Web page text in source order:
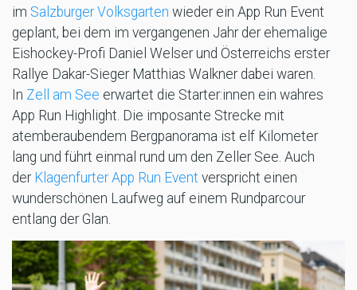
im Salzburger Volksgarten wieder ein App Run Event
geplant, bei dem im vergangenen Jahr der ehemalige
Eishockey-Profi Daniel Welser und Österreichs erster
Rallye Dakar-Sieger Matthias Walkner dabei waren.
In Zell am See erwartet die Starter:innen ein wahres
App Run Highlight. Die imposante Strecke mit
atemberaubendem Bergpanorama ist elf Kilometer
lang und führt einmal rund um den Zeller See. Auch
der Klagenfurter App Run Event verspricht einen
wunderschönen Laufweg auf einem Rundparcour
entlang der Glan.